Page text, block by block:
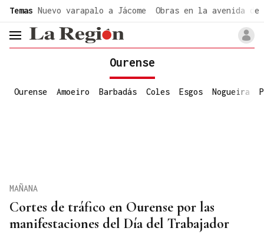
Temas Nuevo varapalo a Jácome Obras en la avenida de
header.menu.open
Ourense
Ourense Amoeiro Barbadás Coles Esgos Nogueira
Cortes de tráfico en Ourense por las
manifestaciones del Día del Trabajador
MAÑANA